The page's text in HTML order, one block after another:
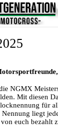
NGMX
Mit diesen
für
liegt
euch bezahlt